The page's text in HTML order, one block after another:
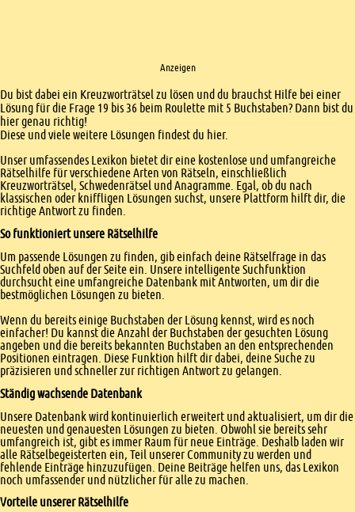
Anzeigen
Einleitung
Du bist dabei ein Kreuzworträtsel zu lösen und du brauchst Hilfe bei einer
Lösung für die Frage 19 bis 36 beim Roulette mit 5 Buchstaben? Dann bist du
hier genau richtig!
Diese und viele weitere Lösungen findest du hier.
Unser umfassendes Lexikon bietet dir eine kostenlose und umfangreiche
Rätselhilfe für verschiedene Arten von Rätseln, einschließlich
Kreuzworträtsel, Schwedenrätsel und Anagramme. Egal, ob du nach
klassischen oder kniffligen Lösungen suchst, unsere Plattform hilft dir, die
richtige Antwort zu finden.
So funktioniert unsere Rätselhilfe
Um passende Lösungen zu finden, gib einfach deine Rätselfrage in das
Suchfeld oben auf der Seite ein. Unsere intelligente Suchfunktion
durchsucht eine umfangreiche Datenbank mit Antworten, um dir die
bestmöglichen Lösungen zu bieten.
Wenn du bereits einige Buchstaben der Lösung kennst, wird es noch
einfacher! Du kannst die Anzahl der Buchstaben der gesuchten Lösung
angeben und die bereits bekannten Buchstaben an den entsprechenden
Positionen eintragen. Diese Funktion hilft dir dabei, deine Suche zu
präzisieren und schneller zur richtigen Antwort zu gelangen.
Ständig wachsende Datenbank
Unsere Datenbank wird kontinuierlich erweitert und aktualisiert, um dir die
neuesten und genauesten Lösungen zu bieten. Obwohl sie bereits sehr
umfangreich ist, gibt es immer Raum für neue Einträge. Deshalb laden wir
alle Rätselbegeisterten ein, Teil unserer Community zu werden und
fehlende Einträge hinzuzufügen. Deine Beiträge helfen uns, das Lexikon
noch umfassender und nützlicher für alle zu machen.
Vorteile unserer Rätselhilfe